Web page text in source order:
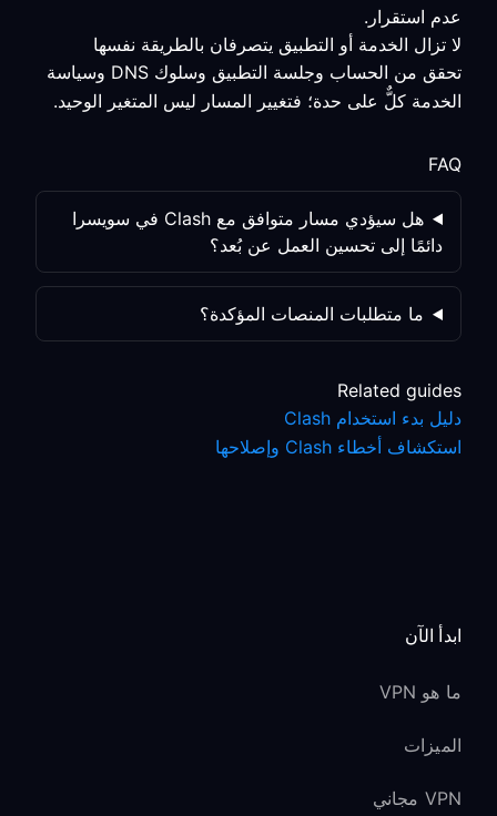
عدم استقرار.
لا تزال الخدمة أو التطبيق يتصرفان بالطريقة نفسها
تحقق من الحساب وجلسة التطبيق وسلوك DNS وسياسة
الخدمة كلٌّ على حدة؛ فتغيير المسار ليس المتغير الوحيد.
FAQ
هل سيؤدي مسار متوافق مع Clash في سويسرا
دائمًا إلى تحسين العمل عن بُعد؟
ما متطلبات المنصات المؤكدة؟
Related guides
دليل بدء استخدام Clash
استكشاف أخطاء Clash وإصلاحها
ابدأ الآن
ما هو VPN
الميزات
VPN مجاني